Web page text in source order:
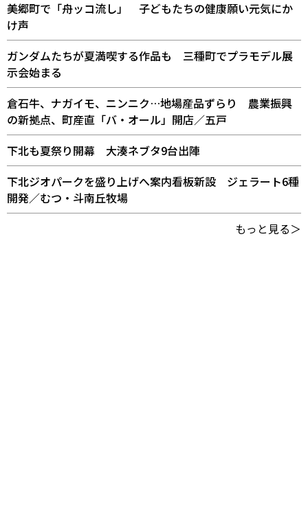
美郷町で「舟ッコ流し」 子どもたちの健康願い元気にか
け声
ガンダムたちが夏満喫する作品も 三種町でプラモデル展
示会始まる
倉石牛、ナガイモ、ニンニク…地場産品ずらり 農業振興
の新拠点、町産直「バ・オール」開店／五戸
下北も夏祭り開幕 大湊ネブタ9台出陣
下北ジオパークを盛り上げへ案内看板新設 ジェラート6種
開発／むつ・斗南丘牧場
もっと見る＞